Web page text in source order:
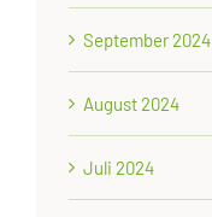
September 2024
August 2024
Juli 2024